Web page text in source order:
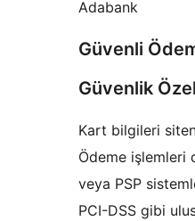
Adabank
Güvenli
Güvenlik
Kart bilgileri
Ödeme işlemleri
veya PSP
PCI-DSS gibi